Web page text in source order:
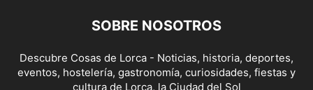
SOBRE NOSOTROS
Descubre Cosas de Lorca - Noticias, historia, deportes,
eventos, hostelería, gastronomía, curiosidades, fiestas y
cultura de Lorca, la Ciudad del Sol